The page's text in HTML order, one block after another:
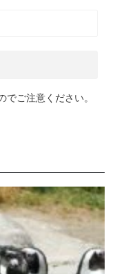
ご注意ください。